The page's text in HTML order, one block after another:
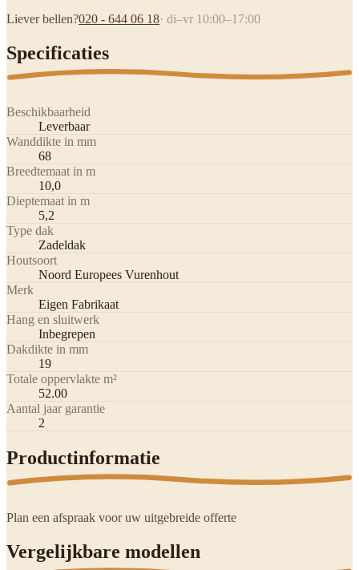
Liever bellen?020 - 644 06 18· di–vr 10:00–17:00
Specificaties
Beschikbaarheid
Leverbaar
Wanddikte in mm
68
Breedtemaat in m
10,0
Dieptemaat in m
5,2
Type dak
Zadeldak
Houtsoort
Noord Europees Vurenhout
Merk
Eigen Fabrikaat
Hang en sluitwerk
Inbegrepen
Dakdikte in mm
19
Totale oppervlakte m²
52.00
Aantal jaar garantie
2
Productinformatie
Plan een afspraak voor uw uitgebreide offerte
Vergelijkbare modellen